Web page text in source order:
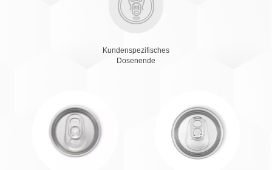
Kundenspezifisches
Dosenende